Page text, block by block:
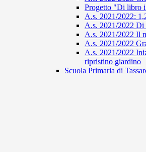
Progetto "Di libro
A.s. 2021/2022:
A.s. 2021/2022
A.s. 2021/2022 Il
A.s. 2021/2022
A.s. 2021/2022
ripristino giardino
Scuola Primaria di